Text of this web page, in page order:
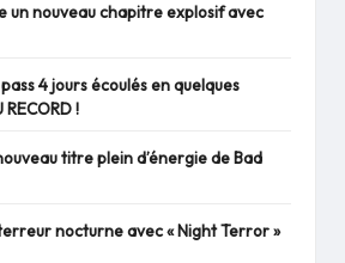
un nouveau chapitre explosif avec
4 jours écoulés en quelques
!
titre plein d’énergie de Bad
nocturne avec « Night Terror »